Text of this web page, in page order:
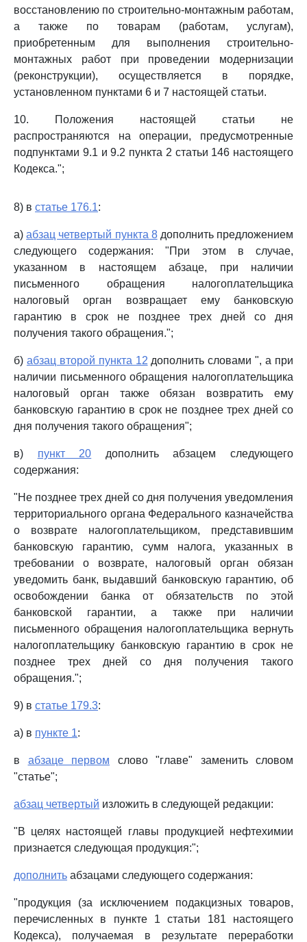
восстановлению по строительно-монтажным работам,
а также по товарам (работам, услугам),
приобретенным для выполнения строительно-
монтажных работ при проведении модернизации
(реконструкции), осуществляется в порядке,
установленном пунктами 6 и 7 настоящей статьи.
10. Положения настоящей статьи не
распространяются на операции, предусмотренные
подпунктами 9.1 и 9.2 пункта 2 статьи 146 настоящего
Кодекса.";
8) в статье 176.1:
а)абзац четвертый пункта 8дополнить предложением
следующего содержания: "При этом в случае,
указанном в настоящем абзаце, при наличии
письменного обращения налогоплательщика
налоговый орган возвращает ему банковскую
гарантию в срок не позднее трех дней со дня
получения такого обращения.";
б) абзац второй пункта 12 дополнить словами ", а при
наличии письменного обращения налогоплательщика
налоговый орган также обязан возвратить ему
банковскую гарантию в срок не позднее трех дней со
дня получения такого обращения";
в) пункт 20 дополнить абзацем следующего
содержания:
"Не позднее трех дней со дня получения уведомления
территориального органа Федерального казначейства
о возврате налогоплательщиком, представившим
банковскую гарантию, сумм налога, указанных в
требовании о возврате, налоговый орган обязан
уведомить банк, выдавший банковскую гарантию, об
освобождении банка от обязательств по этой
банковской гарантии, а также при наличии
письменного обращения налогоплательщика вернуть
налогоплательщику банковскую гарантию в срок не
позднее трех дней со дня получения такого
обращения.";
9) в статье 179.3:
а) в пункте 1:
в абзаце первом слово "главе" заменить словом
"статье";
абзац четвертый изложить в следующей редакции:
"В целях настоящей главы продукцией нефтехимии
признается следующая продукция:";
дополнить абзацами следующего содержания:
"продукция (за исключением подакцизных товаров,
перечисленных в пункте 1 статьи 181 настоящего
Кодекса), получаемая в результате переработки